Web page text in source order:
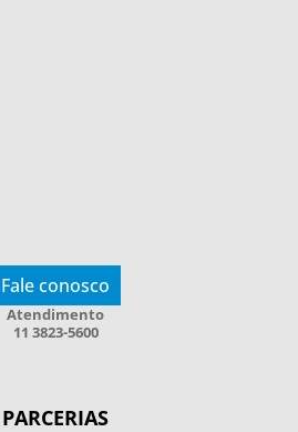
Fale conosco
Atendimento
11 3823-5600
PARCERIAS